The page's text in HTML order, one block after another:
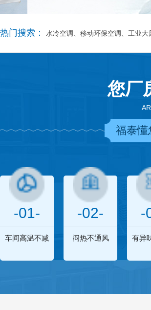
热门搜索： 水冷空调、移动环保空调、工业
您厂
福泰懂
-01-
车间高温不减
-02-
闷热不通风
-
有异